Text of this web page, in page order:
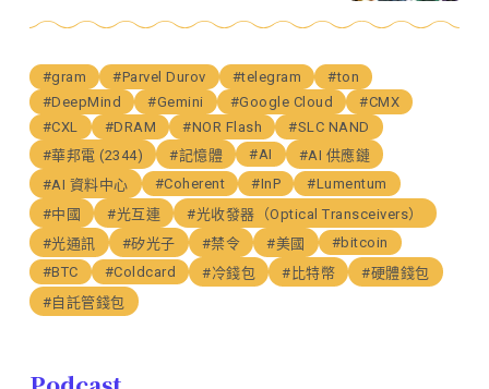
#gram #Parvel Durov #telegram
#ton
#DeepMind
#Gemini #Google Cloud
#CMX
#CXL
#DRAM #NOR Flash
#SLC NAND
#華邦電 (2344)
#記憶體 #AI
#AI 供應鏈
#AI 資料中心
#Coherent #InP
#Lumentum
#中國
#光互連
#光收發器（Optical Transceivers）
#光通訊
#矽光子 #禁令 #美國
#bitcoin
#BTC
#Coldcard #冷錢包 #比特幣
#硬體錢包
#自託管錢包